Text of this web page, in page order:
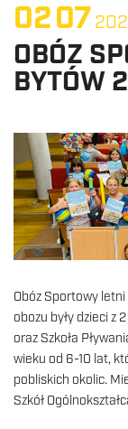
0207
OBÓZ
BYTÓW
Obóz Sportowy
obozu były dzieci z
oraz Szkoła
wieku od 6-10 lat,
pobliskich okolic.
Szkół